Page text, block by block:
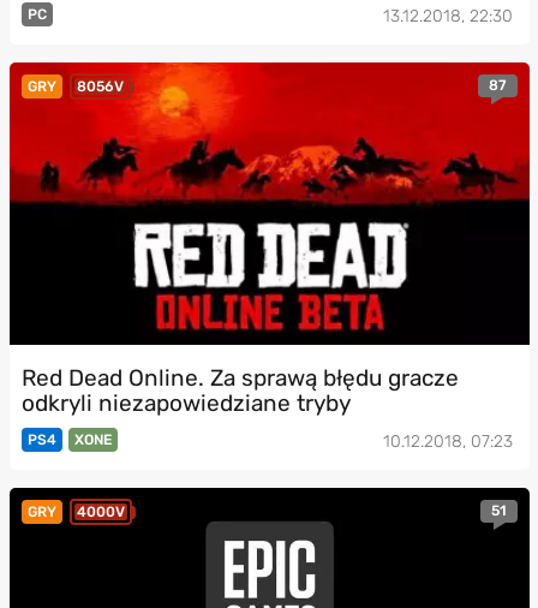
PC 13.12.2018, 22:30
GRY 8056V 87
Red Dead Online. Za sprawą błędu gracze
odkryli niezapowiedziane tryby
PS4 XONE 10.12.2018, 07:23
GRY 4000V 51